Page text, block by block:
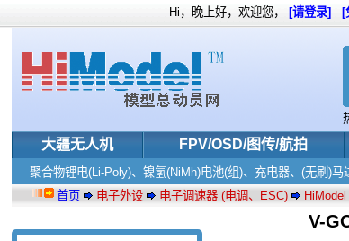
大疆无人机 FPV/OSD/图传/航拍
Hi，晚上好，欢迎您， [请登录] [
聚合物锂电(Li-Poly)、镍氢(NiMh)电池(组)、充电器、(无刷)
首页
电子外设 电子调速器 (电调、ESC)
V-